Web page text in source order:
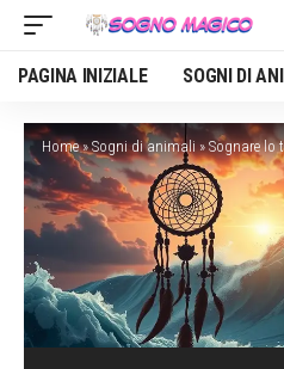
PAGINA INIZIALE SOGNI DI
Home»Sogni di animali»Sognare lo